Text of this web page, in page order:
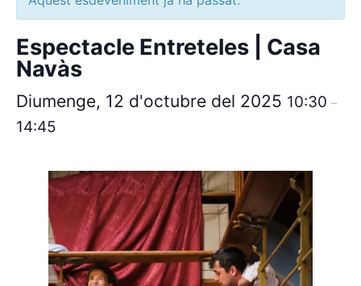
Espectacle Entreteles | Casa
Navàs
Diumenge, 12 d'octubre del 2025 10:30 –
14:45